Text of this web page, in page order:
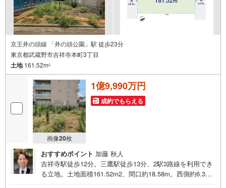
京王井の頭線 「井の頭公園」駅 徒歩23分
東京都武蔵野市吉祥寺本町3丁目
土地161.52m2
画像20枚
1億9,990万円
成約でもらえる
おすすめポイント 加藤 秋人
吉祥寺駅徒歩12分。三鷹駅徒歩13分、2駅3路線を利用でき
る立地。土地面積161.52m2、間口約18.58m。西側約6.3m